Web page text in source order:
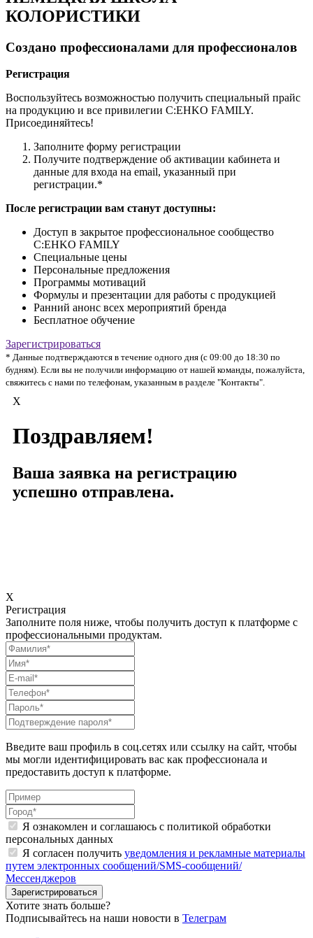
КОЛОРИСТИКИ
Создано профессионалами для профессионалов
Регистрация
Воспользуйтесь возможностью получить специальный прайс
на продукцию и все привилегии C:EHKO FAMILY.
Присоединяйтесь!
Заполните форму регистрации
Получите подтверждение об активации кабинета и
данные для входа на email, указанный при
регистрации.*
После регистрации вам станут доступны:
Доступ в закрытое профессиональное сообщество
C:EHKO FAMILY
Специальные цены
Персональные предложения
Программы мотиваций
Формулы и презентации для работы с продукцией
Ранний анонс всех мероприятий бренда
Бесплатное обучение
Зарегистрироваться
* Данные подтверждаются в течение одного дня (с 09:00 до 18:30 по
будням). Если вы не получили информацию от нашей команды, пожалуйста,
свяжитесь с нами по телефонам, указанным в разделе "Контакты".
X
Поздравляем!
Ваша заявка на регистрацию
успешно отправлена.
X
Регистрация
Заполните поля ниже, чтобы получить доступ к платформе с
профессиональными продуктам.
Введите ваш профиль в соц.сетях или ссылку на сайт, чтобы
мы могли идентифицировать вас как профессионала и
предоставить доступ к платформе.
Я ознакомлен и соглашаюсь с политикой обработки
персональных данных
Я согласен получить уведомления и рекламные материалы
путем электронных сообщений/SMS-сообщений/
Мессенджеров
Хотите знать больше?
Подписывайтесь на наши новости в Телеграм